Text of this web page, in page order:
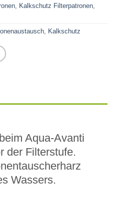
Kalkschutz Filterpatronen
Ionenaustausch Kalkschutz
Aqua-Avanti
der Filterstufe.
Wassers.